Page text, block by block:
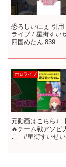
恐ろしいにぇ 引
ライブ / 星街すい
四国めたん 839
ホロライブ
元動画はこちら↓
🔥チーム戦アソビ
こ #星街すいせ